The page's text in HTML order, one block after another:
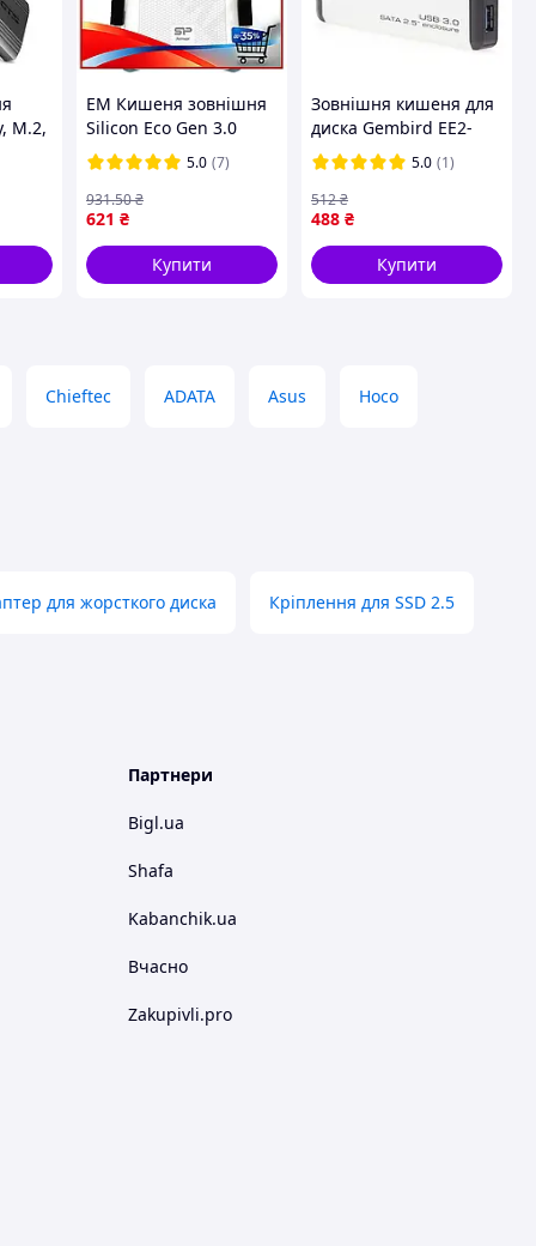
M.2,
EM Кишеня зовнішня
Silicon Eco Gen 3.0
Power 2.5" для
HDD/SSD USB 3.2
переносний бокс для
жорсткого ди MAR_K
5.0 (7)
621 ₴
931.50₴
Купити
Зовнішня кишеня для
диска Gembird EE2-
U3S-2-S Black5.0 (1)
488 ₴
512₴
Купити
Chieftec ADATA Asus Hoco
для жорсткого диска Кріплення для SSD 2.5
Партнери
Bigl.ua
Shafa
Kabanchik.ua
Вчасно
Zakupivli.pro